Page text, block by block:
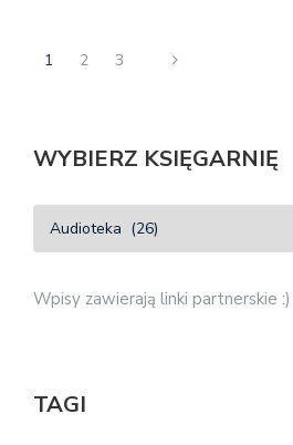
1 2 3
WYBIERZ KSIĘGARNIĘ
Wpisy zawierają linki partnerskie :)
TAGI